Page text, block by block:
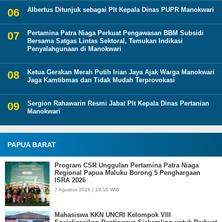
Albertus Ditunjuk sebagai Plt Kepala Dinas PUPR Manokwari
Pertamina Patra Niaga Perkuat Pengawasan BBM Subsidi
Bersama Satgas Lintas Sektoral, Temukan Indikasi
Penyalahgunaan di Manokwari
Ketua Gerakan Merah Putih Irian Jaya Ajak Warga Manokwari
Jaga Kamtibmas dan Tidak Mudah Terprovokasi
Sergion Rahawarin Resmi Jabat Plt Kepala Dinas Pertanian
Manokwari
PAPUA BARAT
Program CSR Unggulan Pertamina Patra Niaga
Regional Papua Maluku Borong 5 Penghargaan
ISRA 2026
7 Agustus 2026 | 19:16 WIB
Mahasiswa KKN UNCRI Kelompok VIII